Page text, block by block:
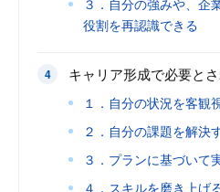
３．自分の強みや、企
役割を再認識できる
キャリア形成で必要と
１．自分の状況を客観
２．自分の課題を解決
３．プランに基づいて
４．スキルを磨き上げ